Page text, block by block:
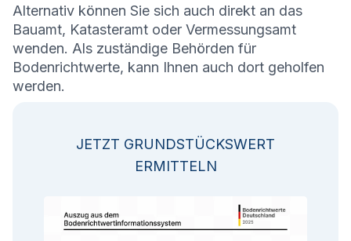
Alternativ können Sie sich auch direkt an das
Bauamt, Katasteramt oder Vermessungsamt
wenden. Als zuständige Behörden für
Bodenrichtwerte, kann Ihnen auch dort geholfen
werden.
JETZT GRUNDSTÜCKSWERT
ERMITTELN